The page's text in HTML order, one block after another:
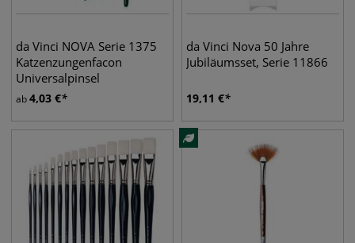
da Vinci NOVA Serie 1375
Katzenzungenfacon
Universalpinsel
ab4,03 €
da Vinci Nova 50 Jahre
Jubiläumsset, Serie 11866
19,11 €